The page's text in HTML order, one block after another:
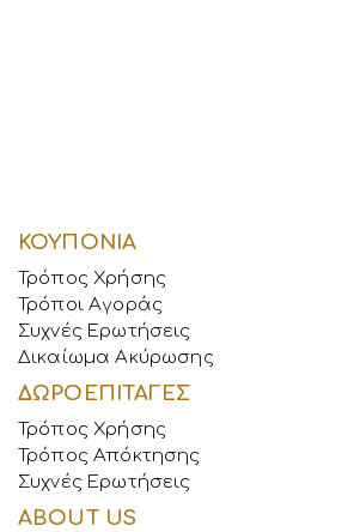
ΚΟΥΠΟΝΙΑ
Τρόπος Χρήσης
Τρόποι Αγοράς
Συχνές Ερωτήσεις
Δικαίωμα Ακύρωσης
ΔΩΡΟΕΠΙΤΑΓΕΣ
Τρόπος Χρήσης
Τρόπος Απόκτησης
Συχνές Ερωτήσεις
ABOUT US